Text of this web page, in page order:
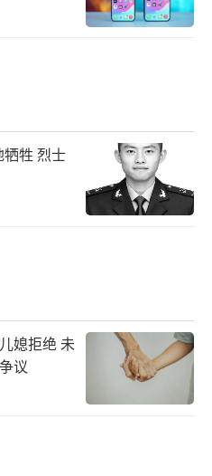
牲 烈士
媳拒绝 未
议